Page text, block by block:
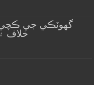
گهوٽڪي جي ڪچي
خلاف